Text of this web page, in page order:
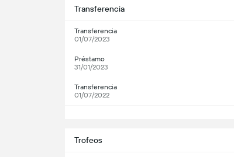
Transferencia
Transferencia
01/07/2023
Préstamo
31/01/2023
Transferencia
01/07/2022
Trofeos